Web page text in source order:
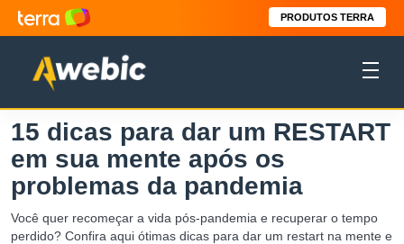
PRODUTOS TERRA
15 dicas para dar um RESTART
em sua mente após os
problemas da pandemia
Você quer recomeçar a vida pós-pandemia e recuperar o tempo
perdido? Confira aqui ótimas dicas para dar um restart na mente e